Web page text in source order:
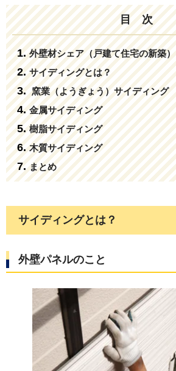
目 次
外壁材シェア（戸建て住宅の新築）
サイディングとは？
窯業（ようぎょう）サイディング
金属サイディング
樹脂サイディング
木質サイディング
まとめ
サイディングとは？
外壁パネルのこと